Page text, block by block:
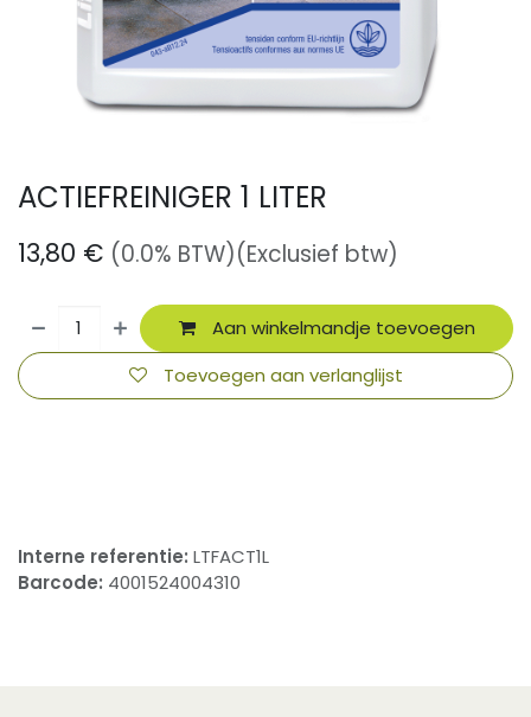
ACTIEFREINIGER 1 LITER
13,80 € (0.0% BTW)(Exclusief btw)
Aan winkelmandje toevoegen
Toevoegen aan verlanglijst
Interne referentie: LTFACT1L
Barcode: 4001524004310